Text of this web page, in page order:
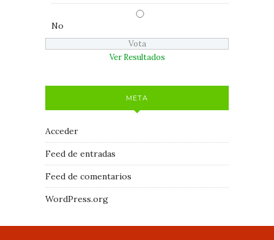
No
Ver Resultados
META
Acceder
Feed de entradas
Feed de comentarios
WordPress.org